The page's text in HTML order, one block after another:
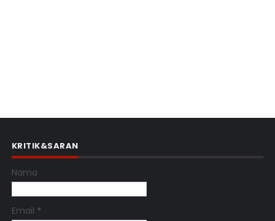
KRITIK&SARAN
Nama
Email *